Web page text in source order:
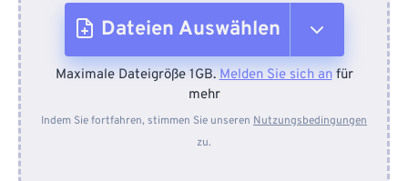
Dateien Auswählen
Vom Gerät
Von Dropbox
Maximale Dateigröße 1GB.Melden Sie sich anfür
mehr
Indem Sie fortfahren, stimmen Sie unseren Nutzungsbedingungen
zu.